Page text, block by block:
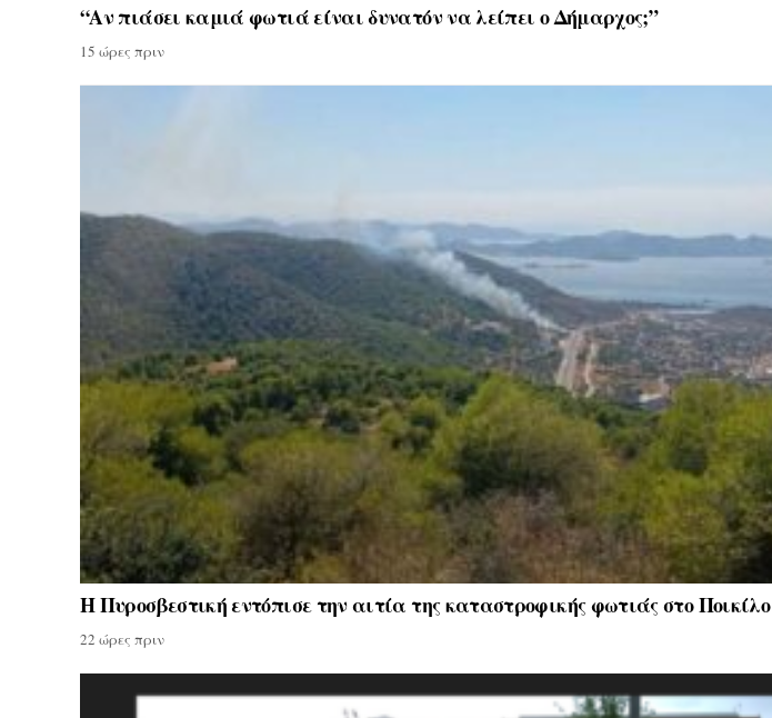
“Αν πιάσει καμιά φωτιά είναι δυνατόν να λείπει ο Δήμαρχος;”
15 ώρες πριν
Η Πυροσβεστική εντόπισε την αιτία της καταστροφικής φωτιάς στο Ποικίλο
22 ώρες πριν